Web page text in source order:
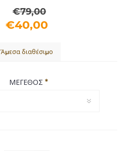
€79,00
€40,00
Άμεσα διαθέσιμο
ΜΕΓΕΘΟΣ*